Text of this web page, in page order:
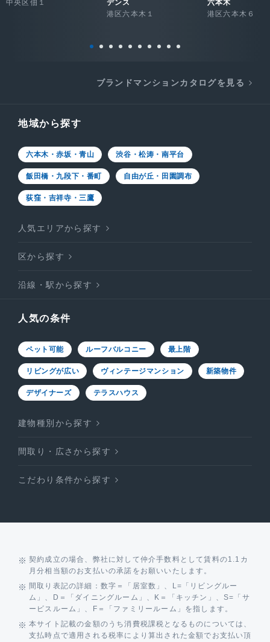
中央区佃１
デンス
港区六本木１
六本木
港区六本木６
ブランドマンションカタログを見る
地域から探す
六本木・赤坂・青山 渋谷・松涛・南平台
飯田橋・九段下・番町 自由が丘・田園調布
荻窪・吉祥寺・三鷹
人気エリアから探す
区から探す
沿線・駅から探す
人気の条件
ペット可能 ルーフバルコニー 最上階
リビングが広い ヴィンテージマンション 新築物件
デザイナーズ テラスハウス
建物種別から探す
間取り・広さから探す
こだわり条件から探す
契約成立の場合、弊社に対して仲介手数料として賃料の1.1カ
月分相当額のお支払いの承諾をお願いいたします。
間取り表記の詳細：数字＝「居室数」、L=「リビングルー
ム」、D＝「ダイニングルーム」、K＝「キッチン」、S=「サ
ービスルーム」、F＝「ファミリールーム」を指します。
本サイト記載の金額のうち消費税課税となるものについては、
支払時点で適用される税率により算出された金額でお支払い頂